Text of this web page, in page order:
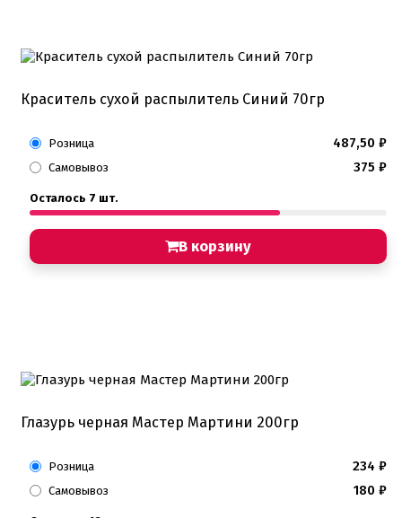
Краситель сухой распылитель Синий 70гр
Розница 487,50 ₽
Самовывоз 375 ₽
Осталось 7 шт.
В корзину
Глазурь черная Мастер Мартини 200гр
Розница 234 ₽
Самовывоз 180 ₽